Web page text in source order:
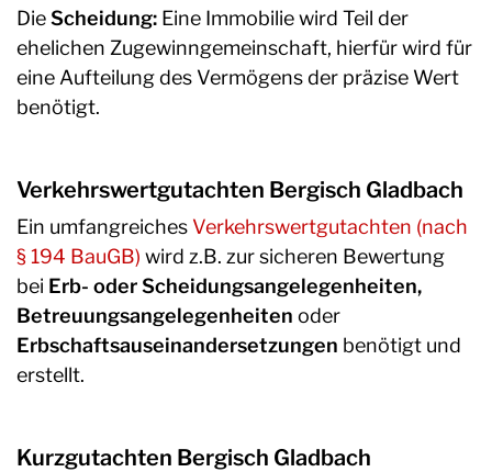
DieScheidung: Eine Immobilie wird Teil der
ehelichen Zugewinngemeinschaft, hierfür wird für
eine Aufteilung des Vermögens der präzise Wert
benötigt.
Verkehrswertgutachten Bergisch Gladbach
Ein umfangreiches Verkehrswertgutachten (nach
§ 194 BauGB) wird z.B. zur sicheren Bewertung
bei Erb- oder Scheidungsangelegenheiten,
Betreuungsangelegenheiten oder
Erbschaftsauseinandersetzungen benötigt und
erstellt.
Kurzgutachten Bergisch Gladbach